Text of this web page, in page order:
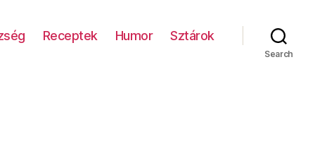
Receptek Humor Sztárok
Search